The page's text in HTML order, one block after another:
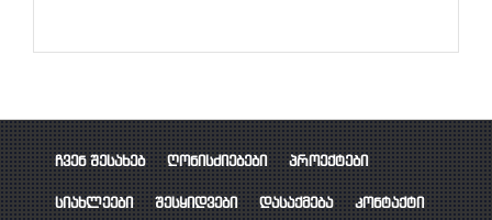
ჩვენ შესახებ ღონისძიებები პროექტები
სიახლეები შესყიდვები დასაქმება კონტაქტი